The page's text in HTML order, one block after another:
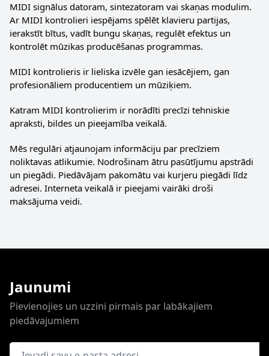
MIDI signālus datoram, sintezatoram vai skaņas modulim.
Ar MIDI kontrolieri iespējams spēlēt klavieru partijas,
ierakstīt bītus, vadīt bungu skaņas, regulēt efektus un
kontrolēt mūzikas producēšanas programmas.
MIDI kontrolieris ir lieliska izvēle gan iesācējiem, gan
profesionāliem producentiem un mūziķiem.
Katram MIDI kontrolierim ir norādīti precīzi tehniskie
apraksti, bildes un pieejamība veikalā.
Mēs regulāri atjaunojam informāciju par precīziem
noliktavas atlikumie. Nodrošinam ātru pasūtījumu apstrādi
un piegādi. Piedāvājam pakomātu vai kurjeru piegādi līdz
adresei. Interneta veikalā ir pieejami vairāki droši
maksājuma veidi.
Jaunumi
Pievienojies un uzzini pirmais par labākajiem
piedāvajumiem
E-pasta adrese